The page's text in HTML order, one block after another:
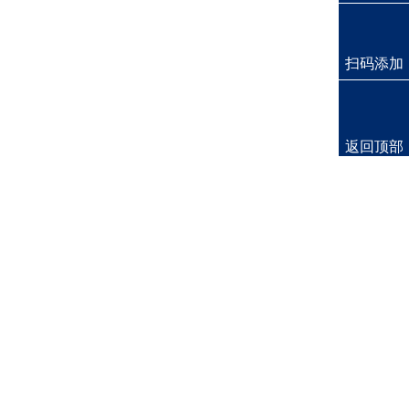
扫码添加
返回顶部